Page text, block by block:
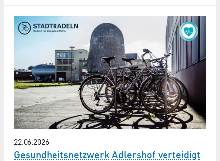
22.06.2026
Gesundheitsnetzwerk Adlershof verteidigt